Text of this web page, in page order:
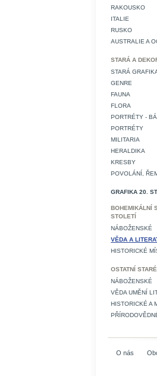
RAKOUSKO
ITALIE
RUSKO
AUSTRALIE A
STARÁ A
STARÁ
GENRE
FAUNA
FLORA
PORTRÉTY -
PORTRÉTY
MILITARIA
HERALDIKA
KRESBY
POVOLÁNÍ,
GRAFIKA 20.
BOHEMIKÁLNÍ
STOLETÍ
NÁBOŽENSKÉ
VĚDA A
HISTORICKÉ
OSTATNÍ
NÁBOŽENSKÉ
VĚDA UMĚNÍ
HISTORICKÉ A
O nás